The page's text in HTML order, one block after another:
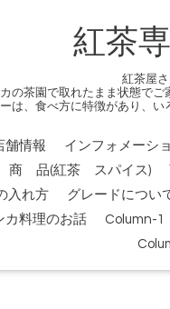
紅茶
紅茶屋
の茶園で取れたまま状態で
は、食べ方に特徴があり、
舗情報 インフォメーシ
商 品(紅茶 スパイス)
入れ方
グレードについ
料理のお話
Column-